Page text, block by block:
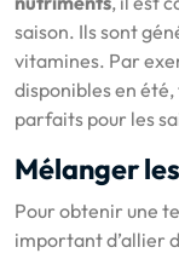
saison. Ils sont
vitamines. Par
disponibles en été,
parfaits pour les
Mélanger
Pour obtenir une
important d’allier